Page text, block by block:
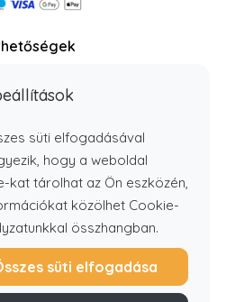
Kft. Minden jog fenntartva.
süti elfogadásával
hogy a weboldal
kat tárolhat az Ön eszközén,
közölhet Cookie-
összhangban.
süti elfogadása